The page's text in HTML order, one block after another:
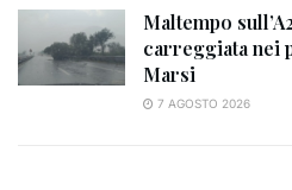
Maltempo
carreggiata nei
Marsi
7 AGOSTO 2026